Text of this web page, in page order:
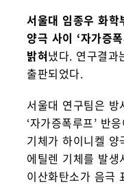
서울대 임종우 화
양극 사이 ‘자가증
밝혀냈다. 연구결
출판되었다.
서울대 연구팀은
‘자가증폭루프’ 반
기체가 하이니켈
에틸렌 기체를 발
이산화탄소가 음극